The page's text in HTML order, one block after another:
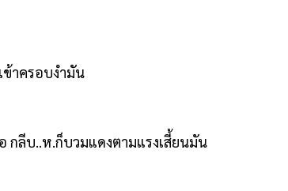
ข้าครอบงำมัน
กลีบ..ห.ก็บวมแดงตามแรงเสี้ยนมัน